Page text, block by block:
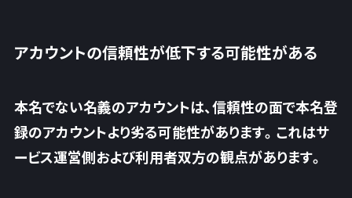
アカウントの信頼性が低下する可能性がある
本名でない名義のアカウントは、信頼性の面で本名登
録のアカウントより劣る可能性があります。これはサ
ービス運営側および利用者双方の観点があります。